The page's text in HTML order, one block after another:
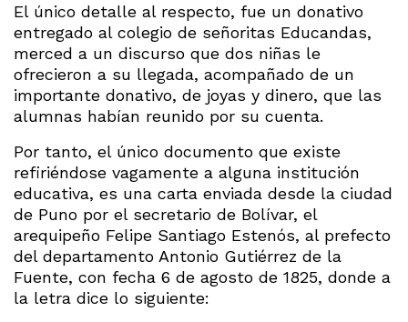
El único detalle al respecto, fue un donativo
entregado al colegio de señoritas Educandas,
merced a un discurso que dos niñas le
ofrecieron a su llegada, acompañado de un
importante donativo, de joyas y dinero, que las
alumnas habían reunido por su cuenta.
Por tanto, el único documento que existe
refiriéndose vagamente a alguna institución
educativa, es una carta enviada desde la ciudad
de Puno por el secretario de Bolívar, el
arequipeño Felipe Santiago Estenós, al prefecto
del departamento Antonio Gutiérrez de la
Fuente, con fecha 6 de agosto de 1825, donde a
la letra dice lo siguiente: